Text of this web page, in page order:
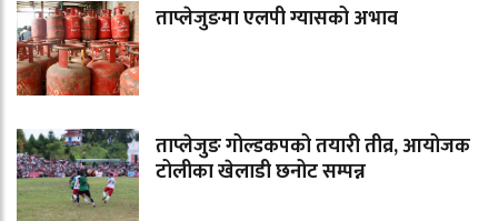
ताप्लेजुङमा एलपी ग्यासको अभाव
ताप्लेजुङ गोल्डकपको तयारी तीव्र, आयोजक
टोलीका खेलाडी छनोट सम्पन्न